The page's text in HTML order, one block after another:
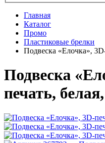
Главная
Каталог
Промо
Пластиковые брелки
Подвеска «Елочка»,
Подвеска
печать,